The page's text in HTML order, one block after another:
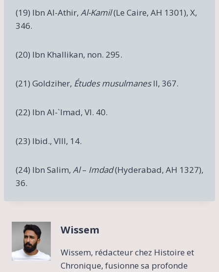
(19) Ibn Al-Athir, Al-Kamil(Le Caire, AH 1301), X,
346.
(20) Ibn Khallikan, non. 295.
(21) Goldziher, Études musulmanesII, 367.
(22) Ibn Al-`Imad, VI. 40.
(23) Ibid., VIII, 14.
(24) Ibn Salim, Al– Imdad(Hyderabad, AH 1327),
36.
Wissem
Wissem, rédacteur chez Histoire et
Chronique, fusionne sa profonde